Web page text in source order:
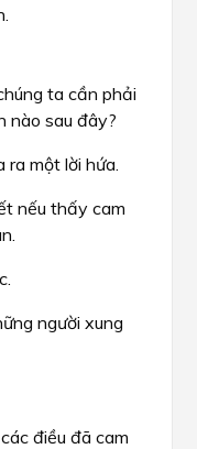
ta cần phải
nào sau đây?
ra một lời hứa.
nếu thấy cam
người xung
điều đã cam